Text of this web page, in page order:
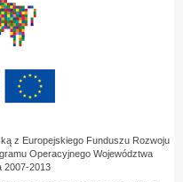
z Europejskiego Funduszu Rozwoju
Operacyjnego Województwa
2007-2013